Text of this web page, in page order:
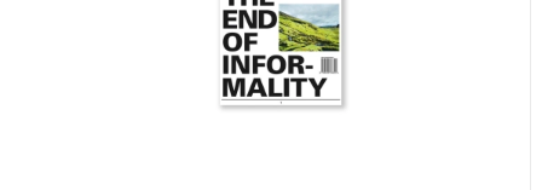
+420 771 147 600